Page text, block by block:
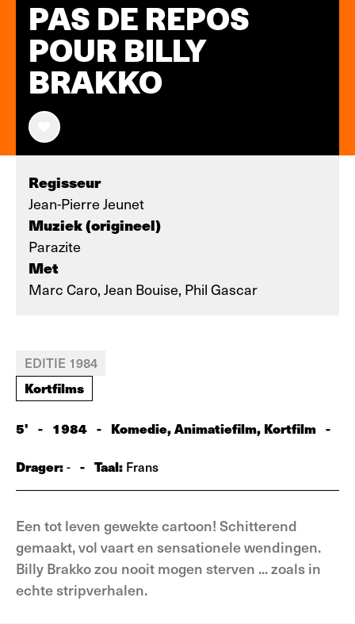
PAS DE REPOS
POUR BILLY
BRAKKO
Regisseur
Jean-Pierre Jeunet
Muziek (origineel)
Parazite
Met
Marc Caro, Jean Bouise, Phil Gascar
EDITIE 1984
Kortfilms
5' - 1984 - Komedie, Animatiefilm, Kortfilm -
Drager:- - Taal: Frans
Een tot leven gewekte cartoon! Schitterend
gemaakt, vol vaart en sensationele wendingen.
Billy Brakko zou nooit mogen sterven ... zoals in
echte stripverhalen.